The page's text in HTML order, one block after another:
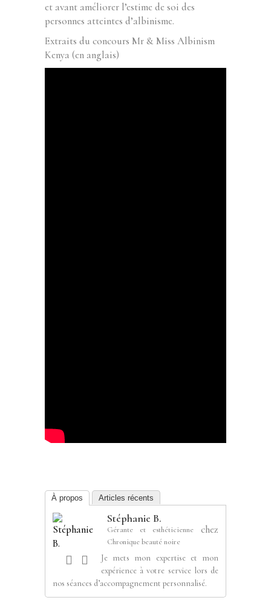
et avant améliorer l’estime de soi des
personnes atteintes d’albinisme.
Extraits du concours Mr & Miss Albinism
Kenya (en anglais)
À propos Articles récents
Stéphanie B.
Gérante et esthéticienne chez
Chronique beauté noire
Je mets mon expertise et mon
expérience à votre service lors de
nos séances d’accompagnement personnalisé.